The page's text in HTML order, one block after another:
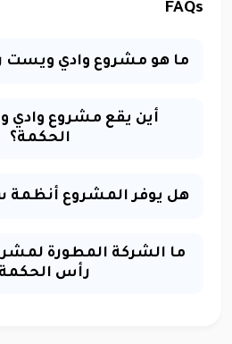
FAQs
ما هو مشروع وادي ويست
أين يقع مشروع
الحكمة؟
هل يوفر المشروع أنظمة
ما الشركة المطورة
رأس